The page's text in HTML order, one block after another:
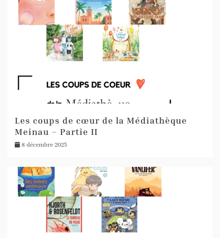
Les coups de cœur de la Médiathèque
Meinau – Partie II
8 décembre 2025